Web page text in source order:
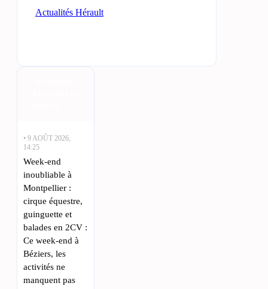
Actualités Hérault
• 9 AOÛT 2026,
14:25
Week-end
inoubliable à
Montpellier :
cirque équestre,
guinguette et
balades en 2CV :
Ce week-end à
Béziers, les
activités ne
manquent pas